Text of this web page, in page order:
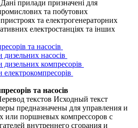
прилади призначені для
та побутових
та електрогенераторних
електростанціях та інших
та насосів
дизельних насосів
дизельних компресорів
електрокомпресорів
та насосів
текстов Исходный текст
предназначены для управления и
или поршневых компрессоров с
внутреннего сгорания и